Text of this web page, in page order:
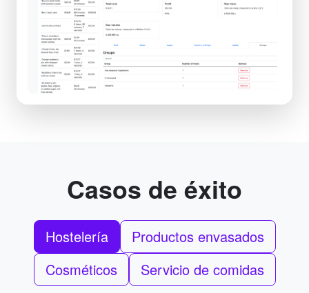
Casos de éxito
Hostelería
Productos envasados
Cosméticos
Servicio de comidas